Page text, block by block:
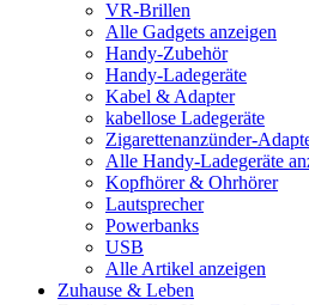
VR-Brillen
Alle Gadgets anzeigen
Handy-Zubehör
Handy-Ladegeräte
Kabel & Adapter
kabellose Ladegeräte
Zigarettenanzünder-
Alle Handy-Ladegeräte
Kopfhörer & Ohrhörer
Lautsprecher
Powerbanks
USB
Alle Artikel anzeigen
Zuhause & Leben